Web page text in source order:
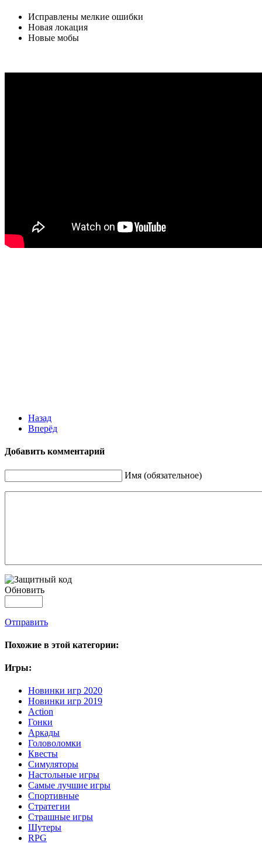
Исправлены мелкие ошибки
Новая локация
Новые мобы
Назад
Вперёд
Добавить комментарий
Имя (обязательное)
Обновить
Отправить
Похожие в этой категории:
Игры:
Новинки игр 2020
Новинки игр 2019
Action
Гонки
Аркады
Головоломки
Квесты
Симуляторы
Настольные игры
Самые лучшие игры
Спортивные
Стратегии
Страшные игры
Шутеры
RPG